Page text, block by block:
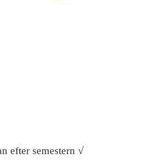
efter semestern √